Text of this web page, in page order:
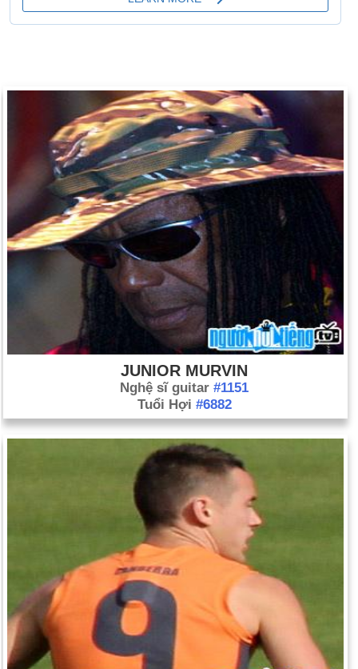
JUNIOR MURVIN
Nghệ sĩ guitar #1151
Tuổi Hợi #6882